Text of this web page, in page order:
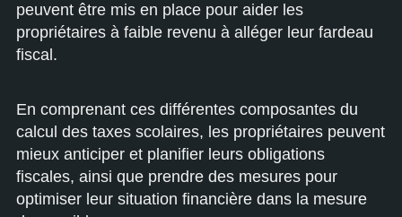
peuvent être mis en place pour aider les
propriétaires à faible revenu à alléger leur fardeau
fiscal.
En comprenant ces différentes composantes du
calcul des taxes scolaires, les propriétaires peuvent
mieux anticiper et planifier leurs obligations
fiscales, ainsi que prendre des mesures pour
optimiser leur situation financière dans la mesure